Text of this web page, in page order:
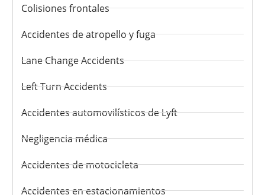
Colisiones frontales
Accidentes de atropello y fuga
Lane Change Accidents
Left Turn Accidents
Accidentes automovilísticos de Lyft
Negligencia médica
Accidentes de motocicleta
Accidentes en estacionamientos